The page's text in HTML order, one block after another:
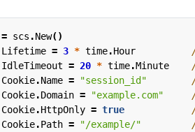
= scs .New()
Lifetime = 3 * time.Hour
IdleTimeout = 20 * time.Minute
Cookie.Name = "session_id"
Cookie.Domain = "example.com"
Cookie.HttpOnly = true
Cookie.Path = "/example/"